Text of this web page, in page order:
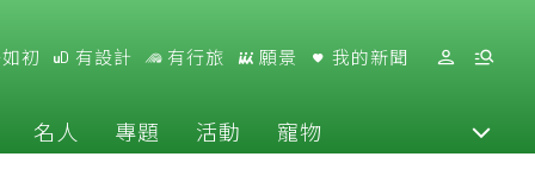
初 有設計 有行旅 願景 我的新聞
名人 專題 活動 寵物